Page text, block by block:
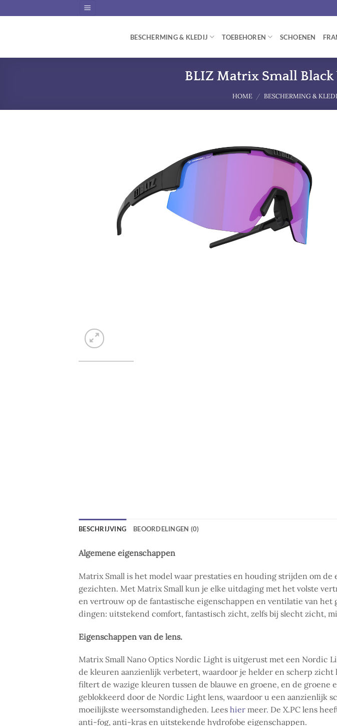
to
BESCHERMING & KLEDIJ TOEBEHOREN SCHOENEN
BLIZ Matrix Small
HOME / BESCHERMING &
Add to
wishlist
BESCHRIJVING BEOORDELINGEN (0)
Algemene eigenschappen
Matrix Small is het model waar prestaties en houding strijden om
gezichten. Met Matrix Small kun je elke uitdaging met het volste
en vertrouw op de fantastische eigenschappen en ventilatie van
dingen: uitstekend comfort, fantastisch zicht, zelfs bij slecht zicht,
Eigenschappen van de lens.
Matrix Small Nano Optics Nordic Light is uitgerust met een Nordic
de kleuren aanzienlijk verbetert, waardoor je helder en scherp
filtert de wazige kleuren tussen de blauwe en groene, en de
geblokkeerd door de Nordic Light lens, waardoor u een aanzienlijk
moeilijkste weersomstandigheden. Lees hier meer. De X.PC lens
anti-fog, anti-kras en uitstekende hydrofobe eigenschappen.